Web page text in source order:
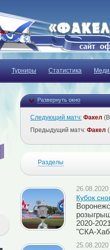
Турниры Статистика
Развернуть окно
Следующий матч: Факел
Предыдущий матч: Факел
Разделы
Кубок
2020-
"СКА-